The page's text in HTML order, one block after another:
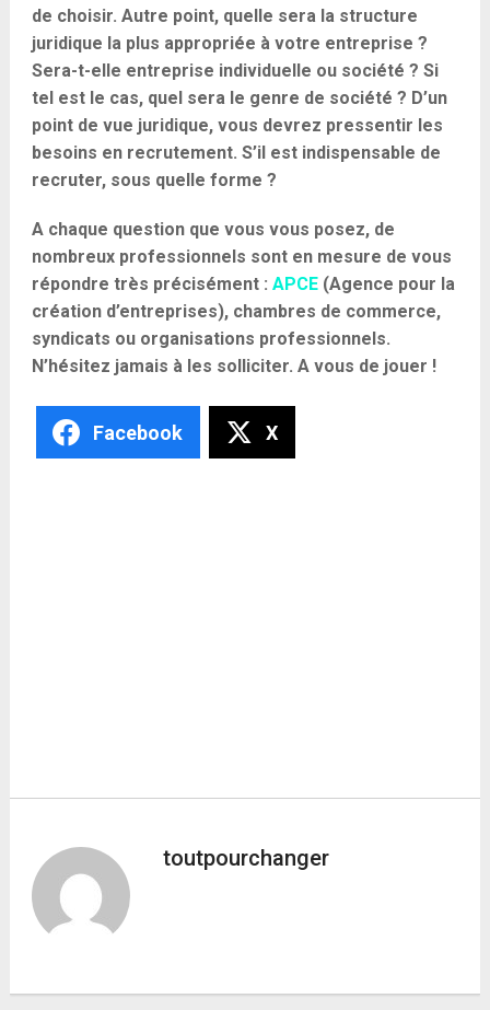
de choisir. Autre point, quelle sera la structure
juridique la plus appropriée à votre entreprise ?
Sera-t-elle entreprise individuelle ou société ? Si
tel est le cas, quel sera le genre de société ? D’un
point de vue juridique, vous devrez pressentir les
besoins en recrutement. S’il est indispensable de
recruter, sous quelle forme ?
A chaque question que vous vous posez, de
nombreux professionnels sont en mesure de vous
répondre très précisément : APCE(Agence pour la
création d’entreprises), chambres de commerce,
syndicats ou organisations professionnels.
N’hésitez jamais à les solliciter. A vous de jouer !
Facebook X
toutpourchanger